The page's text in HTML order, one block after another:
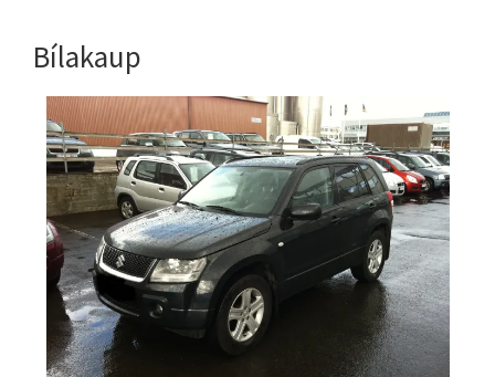
Bílakaup